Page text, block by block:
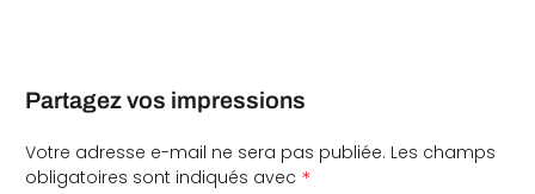
Partagez vos impressions
Votre adresse e-mail ne sera pas publiée. Les champs
obligatoires sont indiqués avec *